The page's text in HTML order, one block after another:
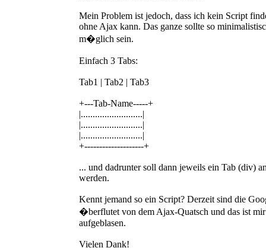
Mein Problem ist jedoch, dass ich kein Script
ohne Ajax kann. Das ganze sollte so
m�glich sein.
Einfach 3 Tabs:
Tab1 | Tab2 | Tab3
+---Tab-Name-----+
|..........................|
|..........................|
|..........................|
+--------------------+
... und dadrunter soll dann jeweils ein Tab (div)
werden.
Kennt jemand so ein Script? Derzeit sind die
�berflutet von dem Ajax-Quatsch und das ist
aufgeblasen.
Vielen Dank!